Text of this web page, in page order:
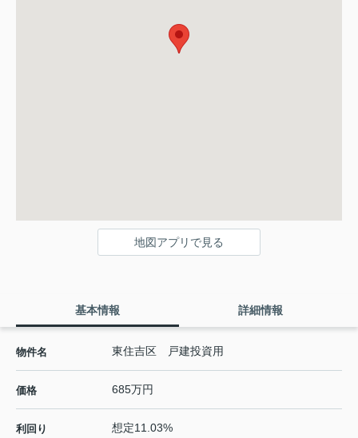
地図アプリで見る
基本情報 詳細情報
物件名 東住吉区 戸建投資用
価格 685万円
利回り 想定11.03%